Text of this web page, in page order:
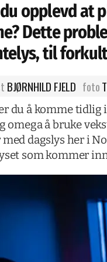
opplevd at
Dette
til
BJØRNHILD FJELD foto
du å komme tidlig
omega å bruke
dagslys her i
som kommer